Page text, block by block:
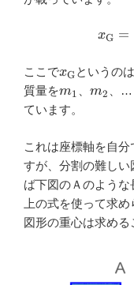
xG =
ここでxG というの
質量をm_{1}
m1 、 m_{2}
m2 、…
ています。
これは座標軸を自
すが、分割の難しい
ば下図のＡのよう
上の式を使って求
図形の重心は求める